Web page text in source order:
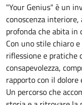
"Your Genius" è un
conoscenza interiore,
profonda che abita in
Con uno stile chiaro
riflessione e pratiche
consapevolezza,
rapporto con il dolore
Un percorso che